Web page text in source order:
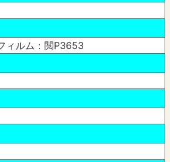
ィルム：閲P3653